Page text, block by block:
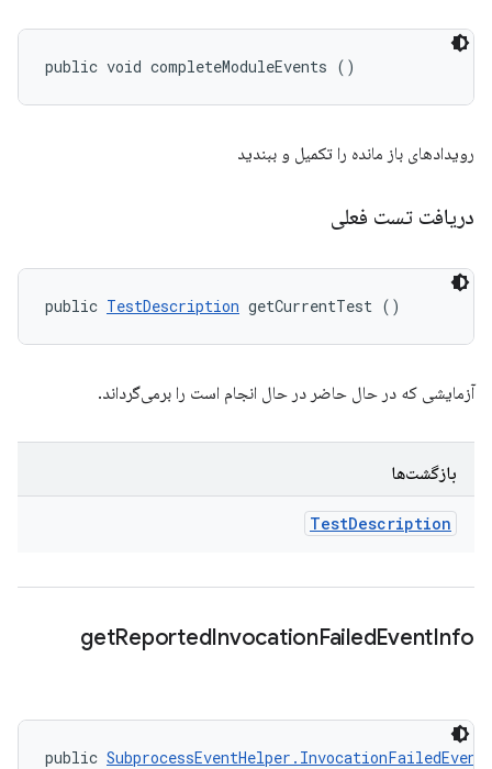
public void completeModuleEvents ()
رویدادهای باز مانده را تکمیل و ببندید
دریافت تست فعلی
public TestDescription getCurrentTest ()
آزمایشی که در حال حاضر در حال انجام است را برمی‌گرداند.
بازگشت‌ها
TestDescription
getReportedInvocationFailedEventInfo
public